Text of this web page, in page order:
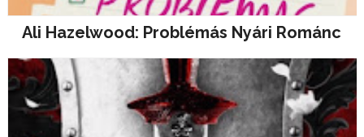
Ali Hazelwood: Problémás ​nyári Románc